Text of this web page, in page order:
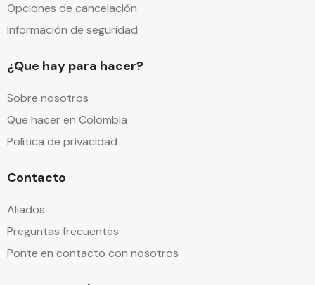
Opciones de cancelación
Información de seguridad
¿Que hay para hacer?
Sobre nosotros
Que hacer en Colombia
Política de privacidad
Contacto
Aliados
Preguntas frecuentes
Ponte en contacto con nosotros